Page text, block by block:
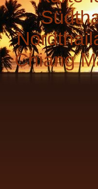
Chiang